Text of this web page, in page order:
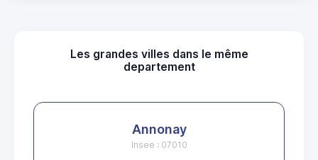
Les grandes villes dans le même
departement
Annonay
Insee : 07010